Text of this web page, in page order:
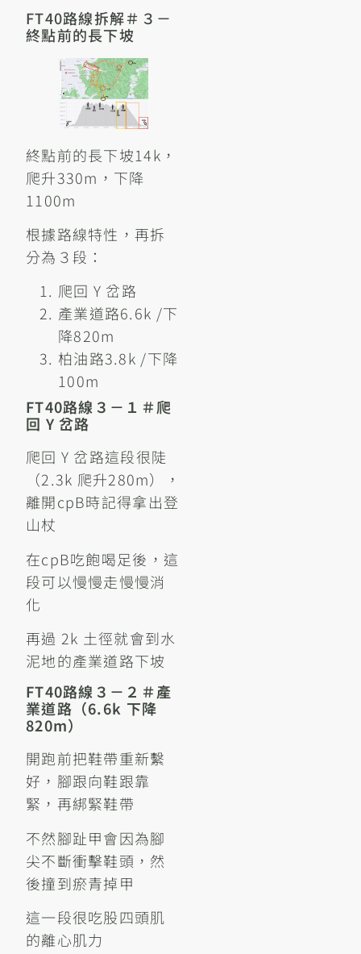
FT40路線拆解＃３－
終點前的長下坡
終點前的長下坡14k，
爬升330m，下降
1100m
根據路線特性，再拆
分為３段：
爬回 Y 岔路
產業道路6.6k /下
降820m
柏油路3.8k /下降
100m
FT40路線３－１＃爬
回 Y 岔路
爬回 Y 岔路這段很陡
（2.3k 爬升280m），
離開cpB時記得拿出登
山杖
在cpB吃飽喝足後，這
段可以慢慢走慢慢消
化
再過 2k 土徑就會到水
泥地的產業道路下坡
FT40路線３－２＃產
業道路（6.6k 下降
820m）
開跑前把鞋帶重新繫
好，腳跟向鞋跟靠
緊，再綁緊鞋帶
不然腳趾甲會因為腳
尖不斷衝擊鞋頭，然
後撞到瘀青掉甲
這一段很吃股四頭肌
的離心肌力